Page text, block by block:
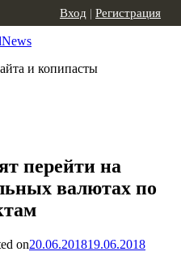
и копипасты
Вход | Регистрация
перейти на
валютах по
on20.06.201819.06.2018